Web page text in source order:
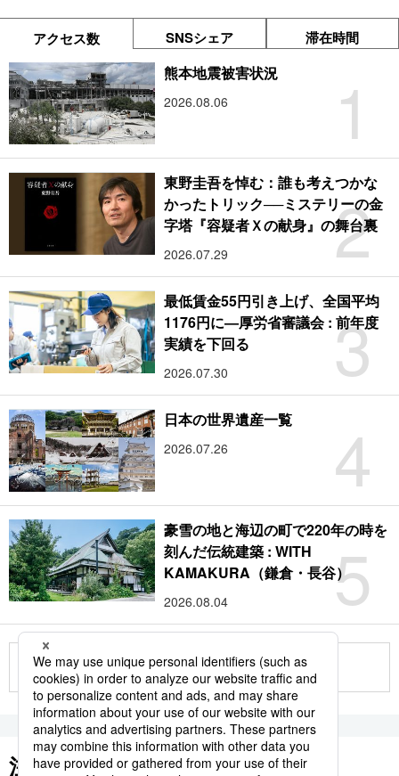
アクセス数 SNSシェア 滞在時間
1
熊本地震被害状況
2026.08.06
2
東野圭吾を悼む：誰も考えつかな
かったトリック──ミステリーの金
字塔『容疑者Ｘの献身』の舞台裏
2026.07.29
3
最低賃金55円引き上げ、全国平均
1176円に―厚労省審議会 : 前年度
実績を下回る
2026.07.30
4
日本の世界遺産一覧
2026.07.26
5
豪雪の地と海辺の町で220年の時を
刻んだ伝統建築 : WITH
KAMAKURA（鎌倉・長谷）
2026.08.04
もっと見る
注目のキーワード